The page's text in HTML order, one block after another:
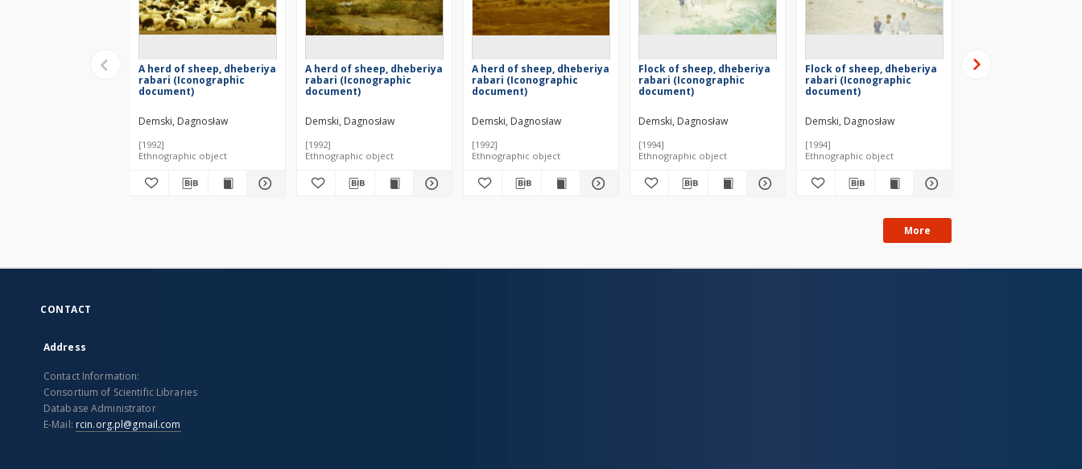
A herd of sheep, dheberiya
rabari (Iconographic
document)
Demski, Dagnosław
[1992]
Ethnographic object
A herd of sheep, dheberiya
rabari (Iconographic
document)
Demski, Dagnosław
[1992]
Ethnographic object
A herd of sheep, dheberiya
rabari (Iconographic
document)
Demski, Dagnosław
[1992]
Ethnographic object
Flock of sheep, dheberiya
rabari (Iconographic
document)
Demski, Dagnosław
[1994]
Ethnographic object
Flock of sheep, dheberiya
rabari (Iconographic
document)
Demski, Dagnosław
[1994]
Ethnographic object
Shepherds from the
More
CONTACT
Address
Contact Information:
Consortium of Scientific Libraries
Database Administrator
E-Mail: rcin.org.pl@gmail.com